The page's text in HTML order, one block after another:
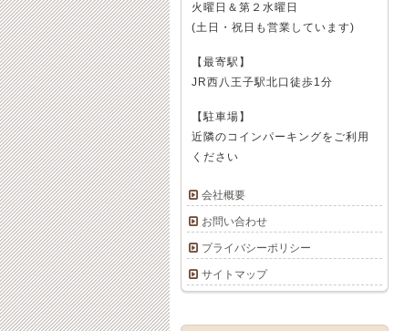
火曜日＆第２水曜日
(土日・祝日も営業しています)
【最寄駅】
JR西八王子駅北口徒歩1分
【駐車場】
近隣のコインパーキングをご利用
ください
会社概要
お問い合わせ
プライバシーポリシー
サイトマップ